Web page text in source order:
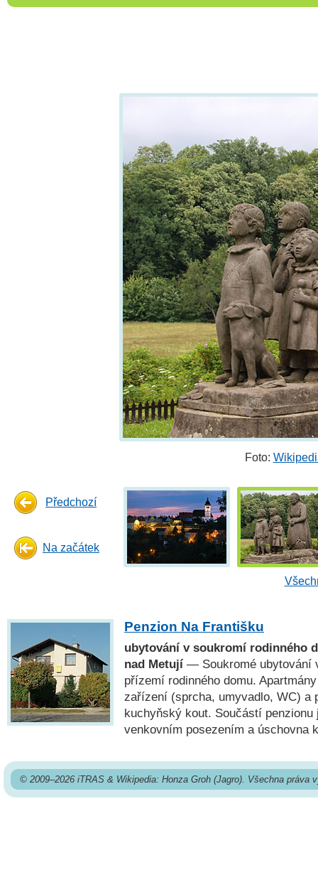
Foto:
Předchozí
Na začátek
Penzion Na Františku
ubytování v soukromí rodinného
nad Metují — Soukromé ubytování
přízemí rodinného domu.
zařízení (sprcha, umyvadlo, WC) a
kuchyňský kout. Součástí
venkovním posezením a úschovna
© 2009–2026 iTRAS & Wikipedia: Honza Groh (Jagro). Všechna práva